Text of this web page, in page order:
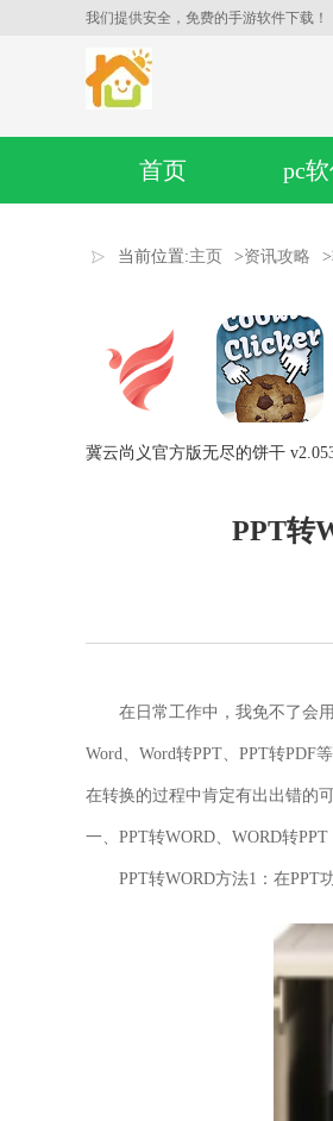
我们提供安全，免费的手游软件下载！
首页 pc
当前位置:主页 >资讯攻略 >
冀云尚义官方版无尽的饼干
PPT转
在日常工作中，我免不了会
Word、Word转PPT、PPT转PDF
在转换的过程中肯定有出出错的
一、PPT转WORD、 WORD转PPT
PPT转WORD方法1： 在PPT